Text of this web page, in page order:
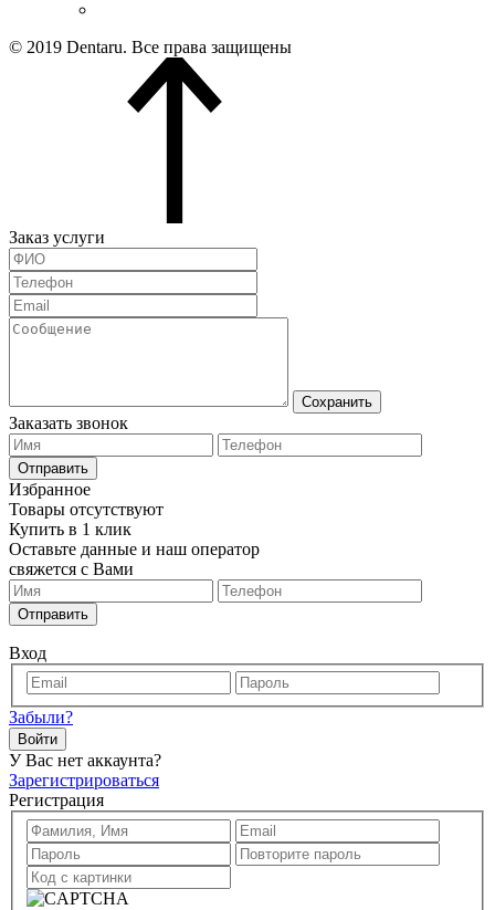
© 2019 Dentaru. Все права защищены
Заказ услуги
Сохранить
Заказать звонок
Отправить
Избранное
Товары отсутствуют
Купить в 1 клик
Оставьте данные и наш оператор
свяжется с Вами
Отправить
Вход
Забыли?
Войти
У Вас нет аккаунта?
Зарегистрироваться
Регистрация